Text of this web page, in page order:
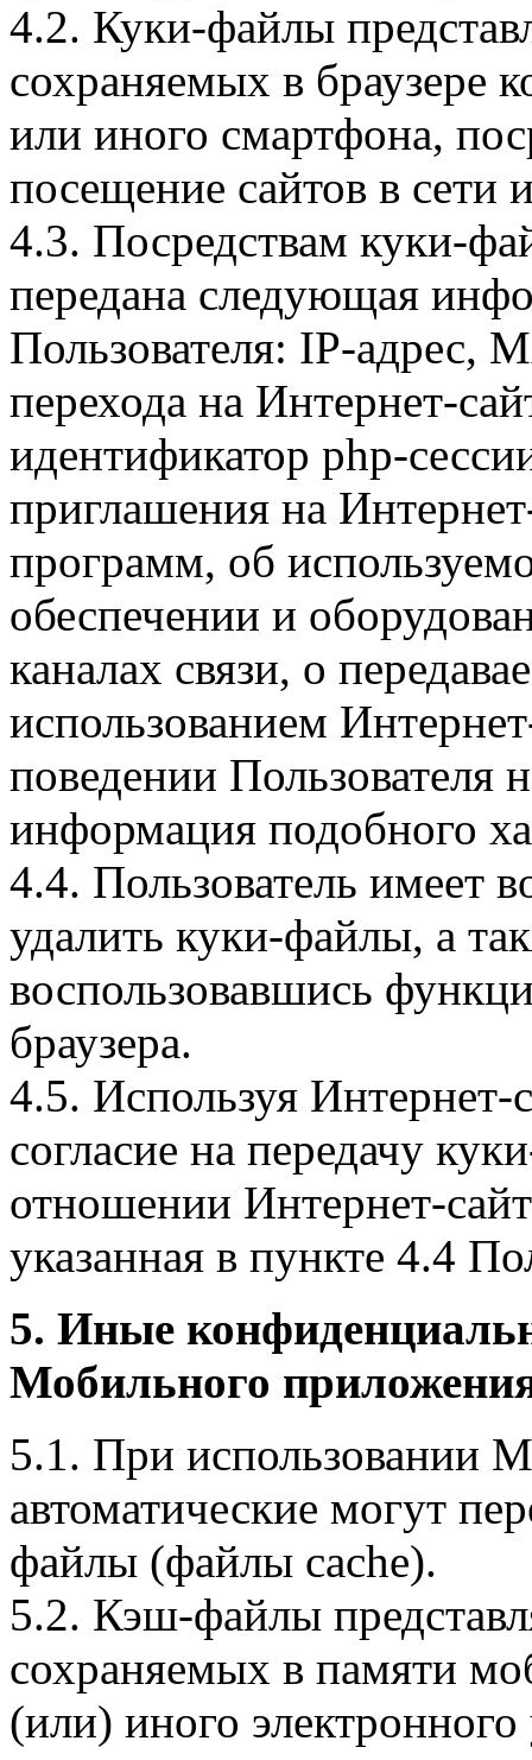
4.2. Куки-файлы
сохраняемых в браузере
или иного смартфона,
посещение сайтов в сети
4.3. Посредствам куки-
передана следующая
Пользователя: IP-адрес,
перехода на Интернет-
идентификатор php-
приглашения на
программ, об
обеспечении и
каналах связи, о
использованием
поведении Пользователя
информация подобного
4.4. Пользователь имеет
удалить куки-файлы, а
воспользовавшись
браузера.
4.5. Используя Интернет-
согласие на передачу
отношении Интернет-
указанная в пункте 4.4
5. Иные
Мобильного
5.1. При использовании
автоматические могут
файлы (файлы cache).
5.2. Кэш-файлы
сохраняемых в памяти
(или) иного электронного